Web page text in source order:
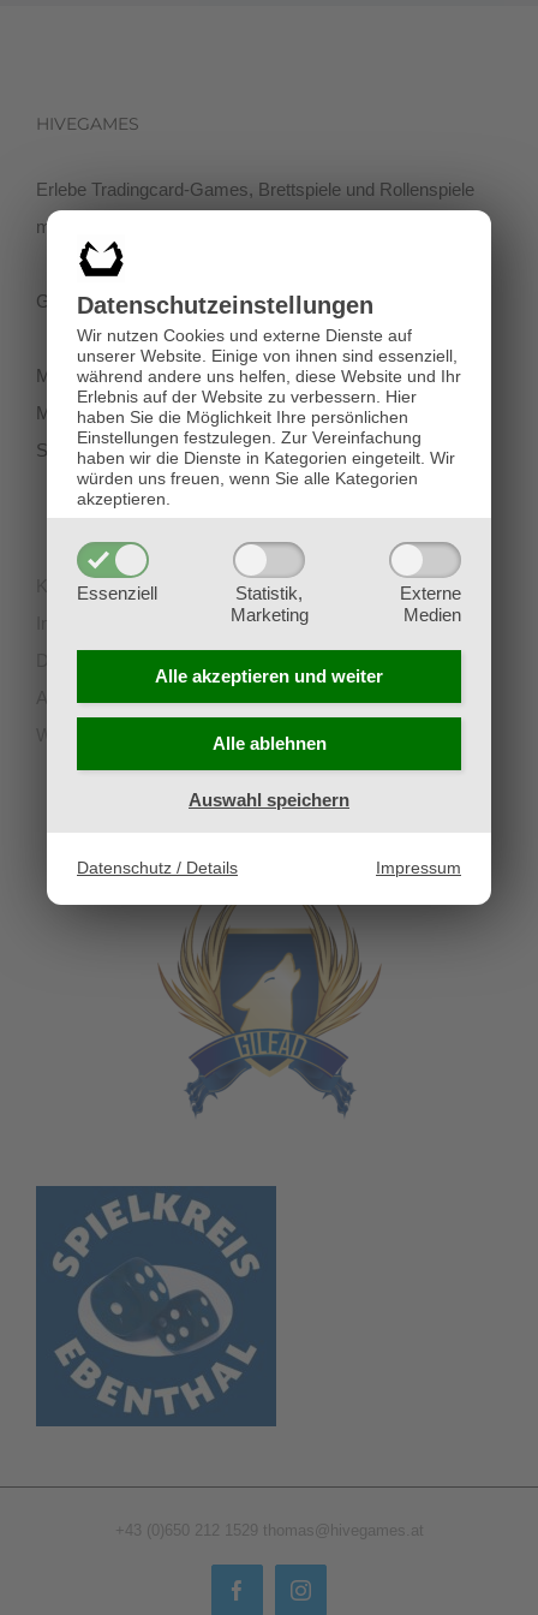
Datenschutz­einstellungen
Wir nutzen Cookies und externe Dienste auf
unserer Website. Einige von ihnen sind essenziell,
während andere uns helfen, diese Website und Ihr
Erlebnis auf der Website zu verbessern. Hier
haben Sie die Möglichkeit Ihre persönlichen
Einstellungen festzulegen. Zur Vereinfachung
haben wir die Dienste in Kategorien eingeteilt. Wir
würden uns freuen, wenn Sie alle Kategorien
akzeptieren.
Essenziell
Statistik,
Marketing
Externe
Medien
Alle akzeptieren und weiter
Alle ablehnen
Auswahl speichern
Datenschutz / Details Impressum
HIVEGAMES
Erlebe Tradingcard-Games, Brettspiele und Rollenspiele
mit einer netten Community in der Klagenfurter Innenstadt!
Getreidegasse 3, 9020 Klagenfurt
Montag-Dienstag 11:00 - 18:00
Mittwoch-Freitag 11:00-19:00
Samstag 12:00 - 18:00
Kontakt
+43 (0)650 212 1529 thomas@hivegames.at
FacebookInstagram